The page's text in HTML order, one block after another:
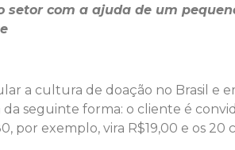
com a ajuda de um
a cultura de doação no Brasil e
seguinte forma: o cliente é
exemplo, vira R$19,00 e os 20